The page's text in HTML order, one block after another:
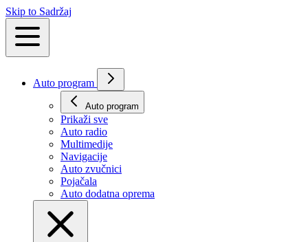
Skip to Sadržaj
Auto program
Auto program
Prikaži svе
Auto radio
Multimedije
Navigacije
Auto zvučnici
Pojačala
Auto dodatna oprema